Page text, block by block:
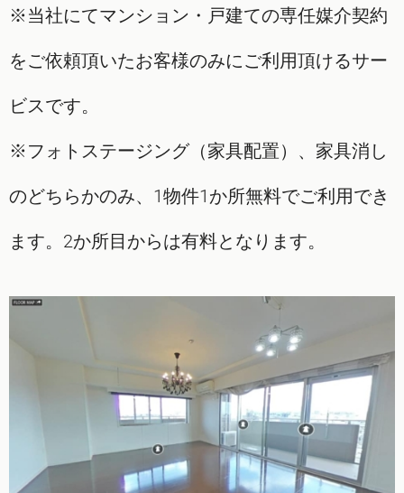
※当社にてマンション・戸建ての専任媒介契約
をご依頼頂いたお客様のみにご利用頂けるサー
ビスです。
※フォトステージング（家具配置）、家具消し
のどちらかのみ、1物件1か所無料でご利用でき
ます。2か所目からは有料となります。